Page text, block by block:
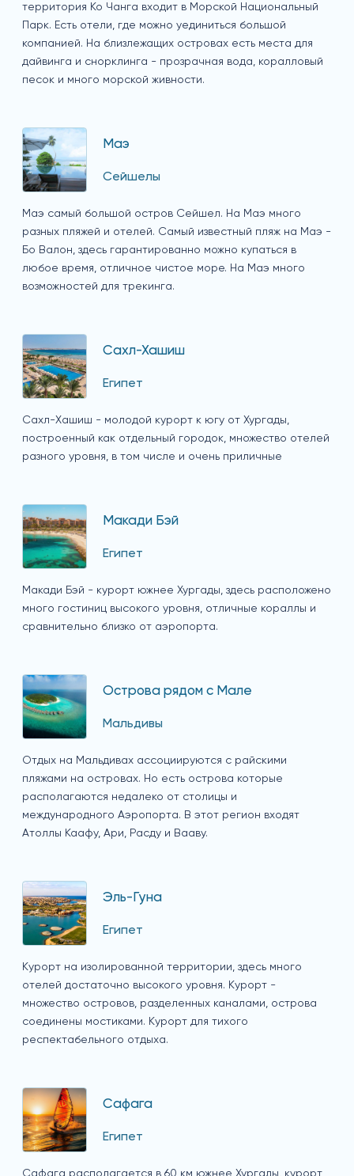
территория Ко Чанга входит в Морской Национальный
Парк. Есть отели, где можно уединиться большой
компанией. На близлежащих островах есть места для
дайвинга и снорклинга - прозрачная вода, коралловый
песок и много морской живности.
Маэ
Сейшелы
Маэ самый большой остров Сейшел. На Маэ много
разных пляжей и отелей. Самый известный пляж на Маэ -
Бо Валон, здесь гарантированно можно купаться в
любое время, отличное чистое море. На Маэ много
возможностей для трекинга.
Сахл-Хашиш
Египет
Сахл-Хашиш - молодой курорт к югу от Хургады,
построенный как отдельный городок, множество отелей
разного уровня, в том числе и очень приличные
Макади Бэй
Египет
Макади Бэй - курорт южнее Хургады, здесь расположено
много гостиниц высокого уровня, отличные кораллы и
сравнительно близко от аэропорта.
Острова рядом с Мале
Мальдивы
Отдых на Мальдивах ассоциируются с райскими
пляжами на островах. Но есть острова которые
располагаются недалеко от столицы и
международного Аэропорта. В этот регион входят
Атоллы Каафу, Ари, Расду и Вааву.
Эль-Гуна
Египет
Курорт на изолированной территории, здесь много
отелей достаточно высокого уровня. Курорт -
множество островов, разделенных каналами, острова
соединены мостиками. Курорт для тихого
респектабельного отдыха.
Сафага
Египет
Сафага располагается в 60 км южнее Хургады, курорт